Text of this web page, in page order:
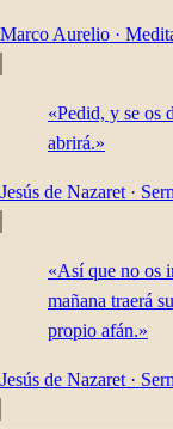
Marco Aurelio ·
«Pedid, y se os
abrirá.»
Jesús de Nazaret ·
«Así que no os
mañana traerá
propio afán.»
Jesús de Nazaret ·